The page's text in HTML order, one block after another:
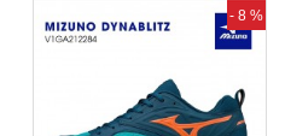
- 8 %